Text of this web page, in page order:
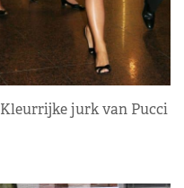
Kleurrijke jurk van Pucci